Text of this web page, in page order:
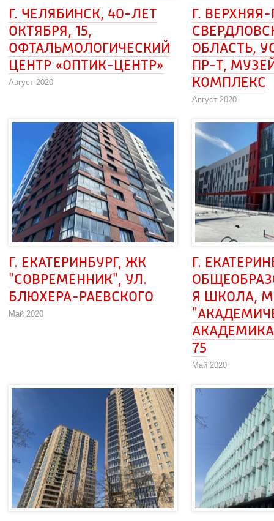
Г. ЧЕЛЯБИНСК, 40-ЛЕТ
ОКТЯБРЯ, 15,
ОФТАЛЬМОЛОГИЧЕСКИЙ
ЦЕНТР «ОПТИК-ЦЕНТР»
Август 2020
Г.
ОБЛАСТЬ,
ПР-Т,
КОМПЛЕКС
Август 2020
Г. ЕКАТЕРИНБУРГ, ЖК
"СОВРЕМЕННИК", УЛ.
БЛЮХЕРА-РАЕВСКОГО
Май 2020
Г.
Я ШКОЛА,
75
Май 2020